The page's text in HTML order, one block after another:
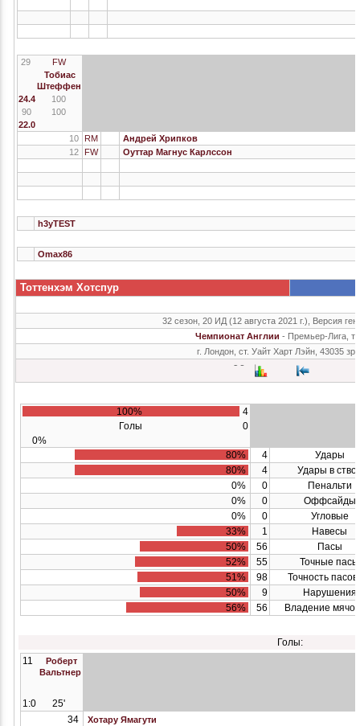
29
FW
Тобиас
Штеффен
24.4
100
90
100
22.0
10
RM
Андрей Хрипков
12
FW Оуттар Магнус Карлссон
h3yTEST
Omax86
Тоттенхэм Хотспур
32 сезон, 20 ИД (12 августа 2021 г.), Версия
Чемпионат Англии - Премьер-Лига,
г. Лондон, ст. Уайт Харт Лэйн, 43035
100%
4
Голы
0
0%
80%
4
Удары
80%
4
Удары в
0%
0
Пенальти
0%
0
Оффсайды
0%
0
Угловые
33%
1
Навесы
50%
56
Пасы
52%
55
Точные пасы
51%
98
Точность
50%
9
Нарушения
56%
56 Владение
Голы:
11
Роберт
Вальтнер
1:0
25'
34
Хотару Ямагути